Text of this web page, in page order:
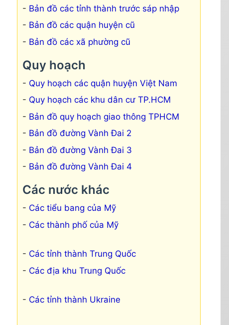
Bản đồ các tỉnh thành trước sáp nhập
Bản đồ các quận huyện cũ
Bản đồ các xã phường cũ
Quy hoạch
Quy hoạch các quận huyện Việt Nam
Quy hoạch các khu dân cư TP.HCM
Bản đồ quy hoạch giao thông TPHCM
Bản đồ đường Vành Đai 2
Bản đồ đường Vành Đai 3
Bản đồ đường Vành Đai 4
Các nước khác
Các tiểu bang của Mỹ
Các thành phố của Mỹ
Các tỉnh thành Trung Quốc
Các địa khu Trung Quốc
Các tỉnh thành Ukraine